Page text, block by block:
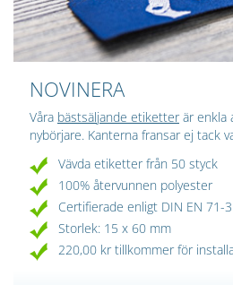
NOVINERA
Våra bästsäljande etiketterär enkla
nybörjare. Kanterna fransar ej tack
Vävda etiketter från 50 styck
100% återvunnen polyester
Certifierade enligt DIN EN 71-3
Storlek: 15 x 60 mm
220,00 kr tillkommer för